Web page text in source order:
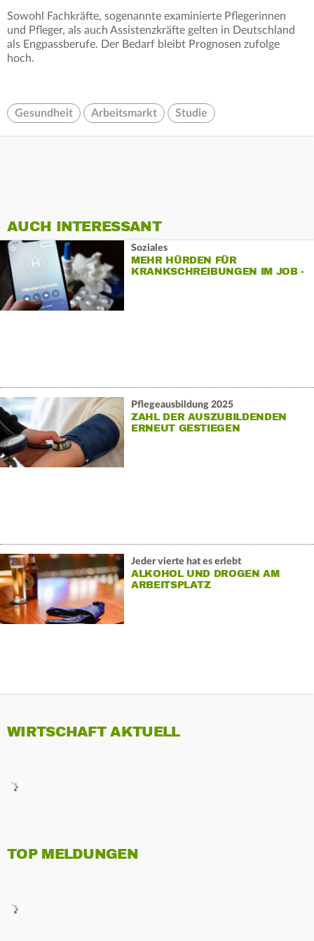
Sowohl Fachkräfte, sogenannte examinierte Pflegerinnen
und Pfleger, als auch Assistenzkräfte gelten in Deutschland
als Engpassberufe. Der Bedarf bleibt Prognosen zufolge
hoch.
Gesundheit Arbeitsmarkt Studie
AUCH INTERESSANT
Soziales
MEHR HÜRDEN FÜR
KRANKSCHREIBUNGEN IM JOB -
Pflegeausbildung 2025
ZAHL DER AUSZUBILDENDEN
ERNEUT GESTIEGEN
Jeder vierte hat es erlebt
ALKOHOL UND DROGEN AM
ARBEITSPLATZ
WIRTSCHAFT AKTUELL
TOP MELDUNGEN